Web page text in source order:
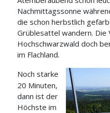
Nachmittagssonne
die schon herbstlich
Grüblesattel wandern. Die
Hochschwarzwald doch
im Flachland.
Noch starke
20 Minuten,
dann ist der
Höchste im